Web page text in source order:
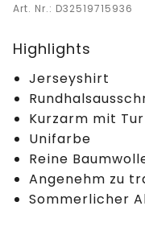
Art. Nr.: D32519715936
Highlights
Jerseyshirt
Kurzarm mit
Unifarbe
Reine
Angenehm zu
Sommerlicher